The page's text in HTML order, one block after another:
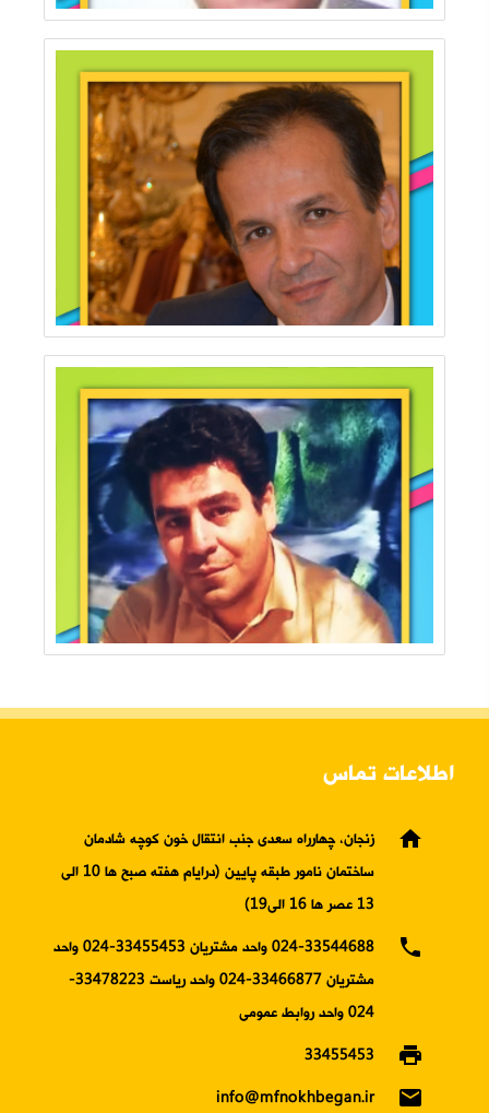
اطلاعات تماس
home
زنجان، چهارراه سعدی جنب انتقال خون کوچه شادمان
ساختمان نامور طبقه پایین (درایام هفته صبح ها 10 الی
13 عصر ها 16 الی19)
phone
024-33544688 واحد مشتریان 33455453-024 واحد
مشتریان 33466877-024 واحد ریاست 33478223-
024 واحد روابط عمومی
print
33455453
email
info@mfnokhbegan.ir